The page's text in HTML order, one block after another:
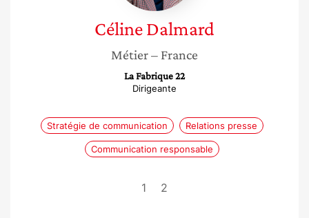
CélineDalmard
Métier– France
La Fabrique 22
Dirigeante
Stratégie de communication Relations presse
Communication responsable
1 2